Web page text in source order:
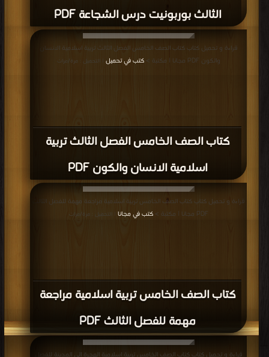
الثالث بوربونيت درس الشجاعة PDF
كتاب الصف الخامس الفصل الثالث تربية
اسلامية الانسان والكون PDF
قراءة و تحميل كتاب كتاب الصف الخامس الفصل الثالث تربية اسلامية الانسان
والكون PDF مجانا | مكتبة >
كتب في تحميل | التحميل : مرة/مرات
كتاب الصف الخامس تربية اسلامية مراجعة
مهمة للفصل الثالث PDF
قراءة و تحميل كتاب كتاب الصف الخامس تربية اسلامية مراجعة مهمة للفصل الثالث
PDF مجانا | مكتبة >
كتب في مجانا | التحميل : مرة/مرات